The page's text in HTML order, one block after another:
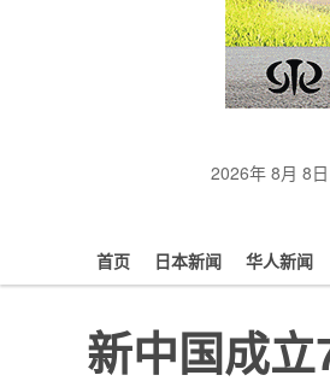
2026年 8月 8
首页 日本新闻 华人新闻
新中国成